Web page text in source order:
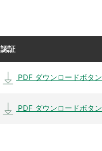
認証
PDF ダウンロードボタン
PDF ダウンロードボタン